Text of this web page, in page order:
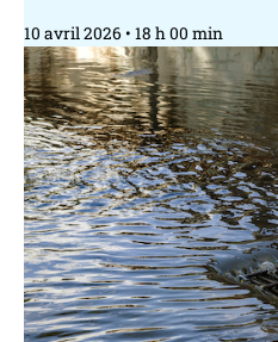
10 avril 2026 18 h 00 min